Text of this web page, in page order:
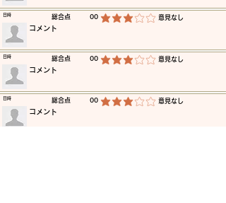
​総合点 00 平均評価 3 /5 ​意見なし
​日時
​コメント
​総合点 00 平均評価 3 /5 ​意見なし
​日時
​コメント
​総合点 00 平均評価 3 /5 ​意見なし
​日時
​コメント